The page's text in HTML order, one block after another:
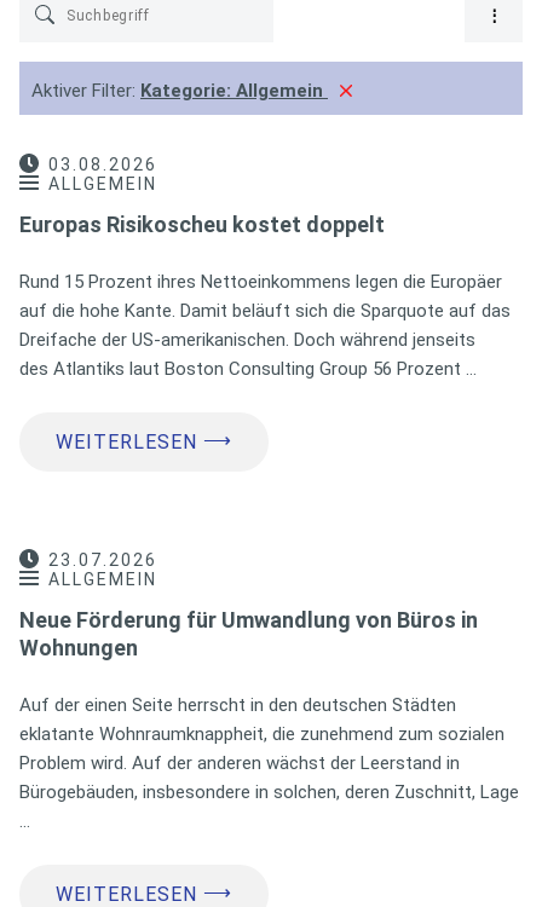
Aktiver Filter: Kategorie: Allgemein
03.08.2026
ALLGEMEIN
Europas Risikoscheu kostet doppelt
Rund 15 Prozent ihres Nettoeinkommens legen die Europäer
auf die hohe Kante. Damit beläuft sich die Sparquote auf das
Dreifache der US-amerikanischen. Doch während jenseits
des Atlantiks laut Boston Consulting Group 56 Prozent …
WEITERLESEN ⟶
23.07.2026
ALLGEMEIN
Neue Förderung für Umwandlung von Büros in
Wohnungen
Auf der einen Seite herrscht in den deutschen Städten
eklatante Wohnraumknappheit, die zunehmend zum sozialen
Problem wird. Auf der anderen wächst der Leerstand in
Bürogebäuden, insbesondere in solchen, deren Zuschnitt, Lage
…
WEITERLESEN ⟶